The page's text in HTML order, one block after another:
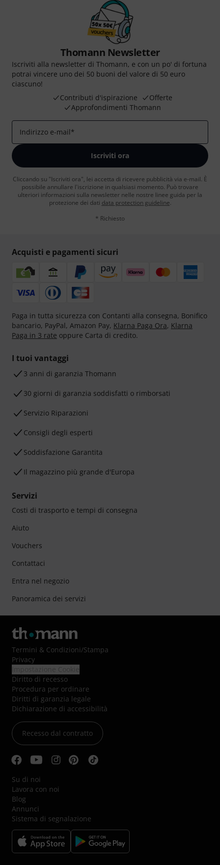
Thomann Newsletter
Iscriviti alla newsletter di Thomann, e con un po' di fortuna
potrai vincere uno dei 50 buoni del valore di 50 euro
ciascuno!
Contributi d'ispirazione
Offerte
Approfondimenti Thomann
Indirizzo e-mail*
Iscriviti ora
Cliccando su "Iscriviti ora", lei accetta di ricevere pubblicità via e-mail. È
possibile annullare l'iscrizione in qualsiasi momento. Può trovare
ulteriori informazioni sulla newsletter nelle nostre linee guida per la
protezione dei dati data protection guideline.
* Richiesto
Acquisti e pagamenti sicuri
Paga in tutta sicurezza con Contanti alla consegna, Bonifico
bancario, PayPal, Amazon Pay, Klarna Paga Ora, Klarna
Paga in 3 rate oppure Carta di credito.
I tuoi vantaggi
3 anni di garanzia Thomann
30 giorni di garanzia soddisfatti o rimborsati
Servizio Riparazioni
Consigli degli esperti
Soddisfazione Garantita
Il magazzino più grande d'Europa
Servizi
Costi di trasporto e tempi di consegna
Aiuto
Vouchers
Contattaci
Entra nel negozio
Panoramica dei servizi
Termini & Condizioni/Stampa
Privacy
Diritto di recesso
Procedura per ordinare
Diritti di garanzia legale
Dichiarazione di accessibilità
Recesso dal contratto
Su di noi
Lavora con noi
Blog
Annunci
Sistema di segnalazione